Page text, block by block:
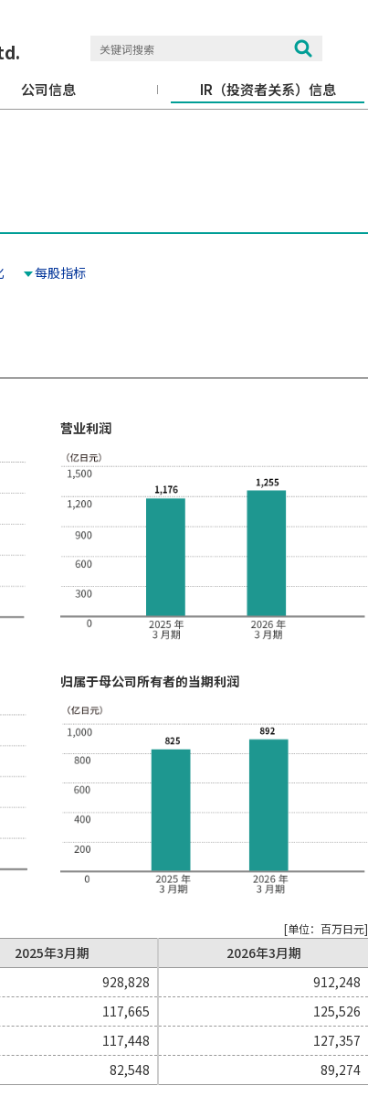
公司信息 IR（投资者关系）信息
每股指标
营业利润
归属于母公司所有者的当期利润
[单位：百万日元]
2025年3月期
2026年3月期
928,828
912,248
117,665
125,526
117,448
127,357
82,548 89,274